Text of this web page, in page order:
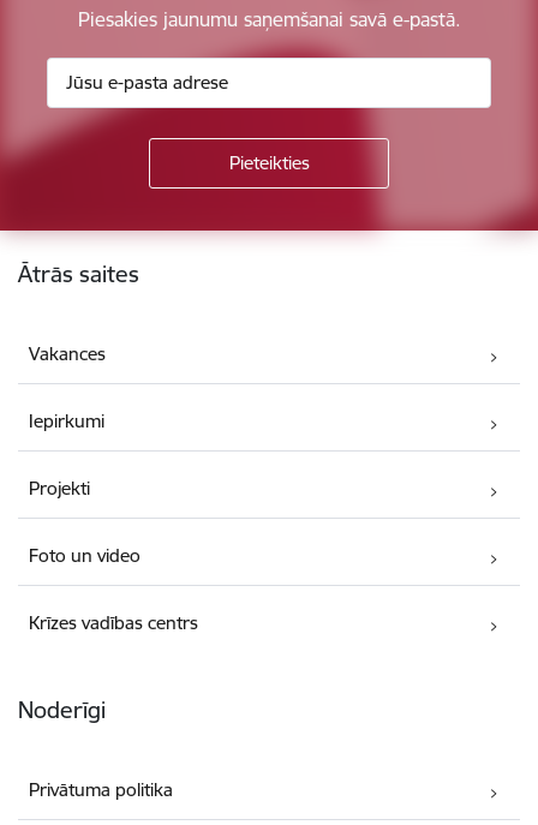
Piesakies jaunumu saņemšanai savā e-pastā.
Kājene
Ātrās saites
Vakances
Iepirkumi
Projekti
Foto un video
Krīzes vadības centrs
Noderīgi
Privātuma politika